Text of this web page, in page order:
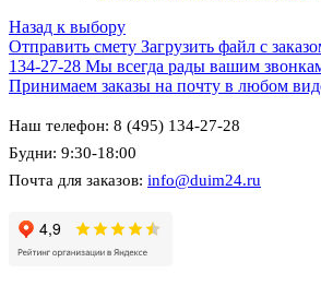
Назад к выбору
Отправить смету Загрузить файл с
134-27-28 Мы всегда рады вашим
Принимаем заказы на почту в любом
Наш телефон: 8 (495) 134-27-28
Будни: 9:30-18:00
Почта для заказов: info@duim24.ru